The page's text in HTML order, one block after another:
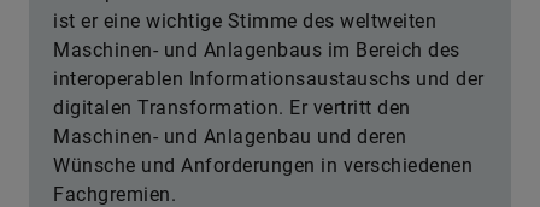
ist er eine wichtige Stimme des weltweiten
Maschinen- und Anlagenbaus im Bereich des
interoperablen Informationsaustauschs und der
digitalen Transformation. Er vertritt den
Maschinen- und Anlagenbau und deren
Wünsche und Anforderungen in verschiedenen
Fachgremien.